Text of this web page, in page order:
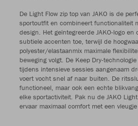
De Light Flow zip top van JAKO is de
sportoutfit en combineert functionaliteit
design. Het geïntegreerde JAKO-logo en
subtiele accenten toe, terwijl de
polyester/elastaanmix maximale
beweging volgt. De Keep Dry-
tijdens intensieve sessies aangenaam
voert vocht snel af naar buiten. De
functioneel, maar ook een echte
elke sportactiviteit. Pak nu de JAKO
ervaar maximaal comfort met een